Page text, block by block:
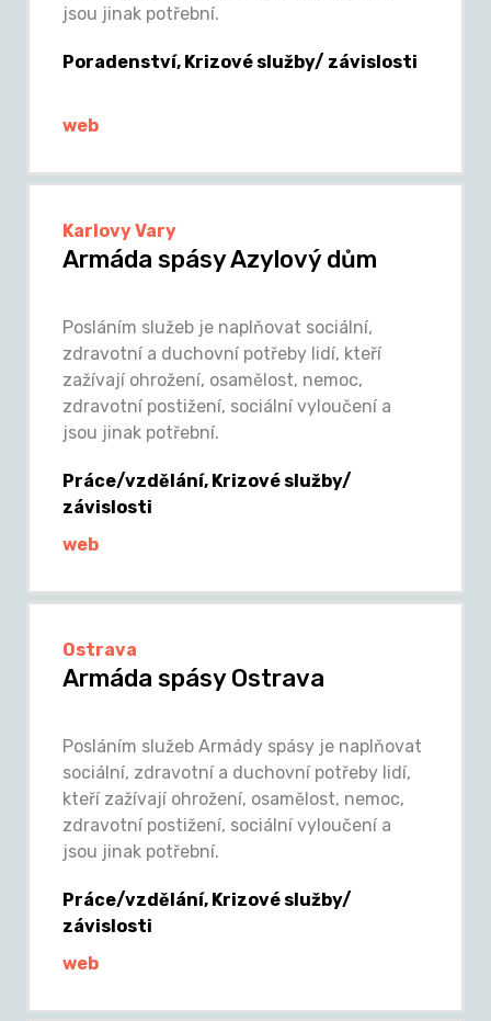
jsou jinak potřební.
Poradenství, Krizové služby/ závislosti
web
Karlovy Vary
Armáda spásy Azylový dům
Posláním služeb je naplňovat sociální,
zdravotní a duchovní potřeby lidí, kteří
zažívají ohrožení, osamělost, nemoc,
zdravotní postižení, sociální vyloučení a
jsou jinak potřební.
Práce/vzdělání, Krizové služby/
závislosti
web
Ostrava
Armáda spásy Ostrava
Posláním služeb Armády spásy je naplňovat
sociální, zdravotní a duchovní potřeby lidí,
kteří zažívají ohrožení, osamělost, nemoc,
zdravotní postižení, sociální vyloučení a
jsou jinak potřební.
Práce/vzdělání, Krizové služby/
závislosti
web